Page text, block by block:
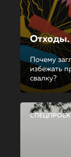
Отходы.
Почему
избежать
свалку?